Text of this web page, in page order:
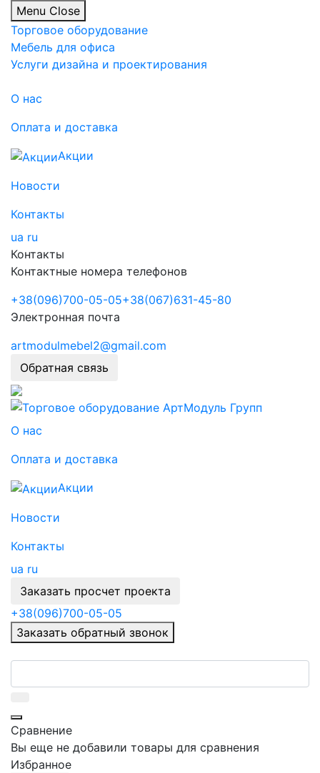
Menu Close
Торговое оборудование
Мебель для офиса
Услуги дизайна и проектирования
О нас
Оплата и доставка
Акции
Новости
Контакты
ua ru
Контакты
Контактные номера телефонов
+38(096)700-05-05+38(067)631-45-80
Электронная почта
artmodulmebel2@gmail.com
Обратная связь
О нас
Оплата и доставка
Акции
Новости
Контакты
ua ru
Заказать просчет проекта
+38(096)700-05-05
Заказать обратный звонок
Сравнение
Вы еще не добавили товары для сравнения
Избранное